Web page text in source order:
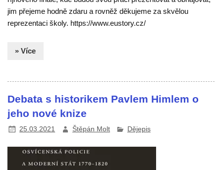
jim přejeme hodně zdaru a rovněž děkujeme za skvělou
reprezentaci školy. https://www.eustory.cz/
» Více
Debata s historikem Pavlem Himlem o
jeho nové knize
25.03.2021 Štěpán Molt Dějepis